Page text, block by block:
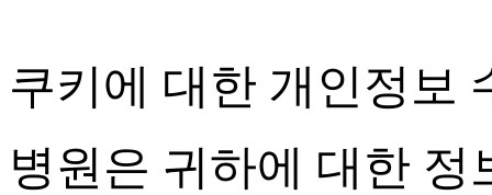
쿠키에 대한 개인정보
병원은 귀하에 대한